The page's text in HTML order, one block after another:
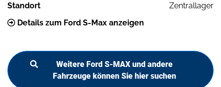
Standort
Zentrallager
Details zum Ford S-Max anzeigen
Weitere Ford S-MAX und andere
Fahrzeuge können Sie hier suchen